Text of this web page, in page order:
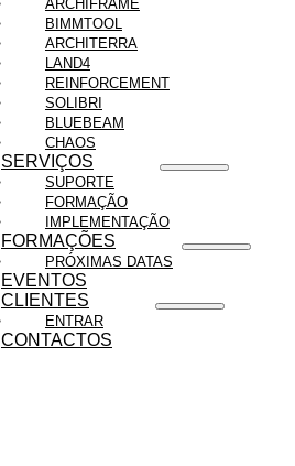
ARCHIFRAME
BIMMTOOL
ARCHITERRA
LAND4
REINFORCEMENT
SOLIBRI
BLUEBEAM
CHAOS
SERVIÇOS
SUPORTE
FORMAÇÃO
IMPLEMENTAÇÃO
FORMAÇÕES
PRÓXIMAS DATAS
EVENTOS
CLIENTES
ENTRAR
CONTACTOS